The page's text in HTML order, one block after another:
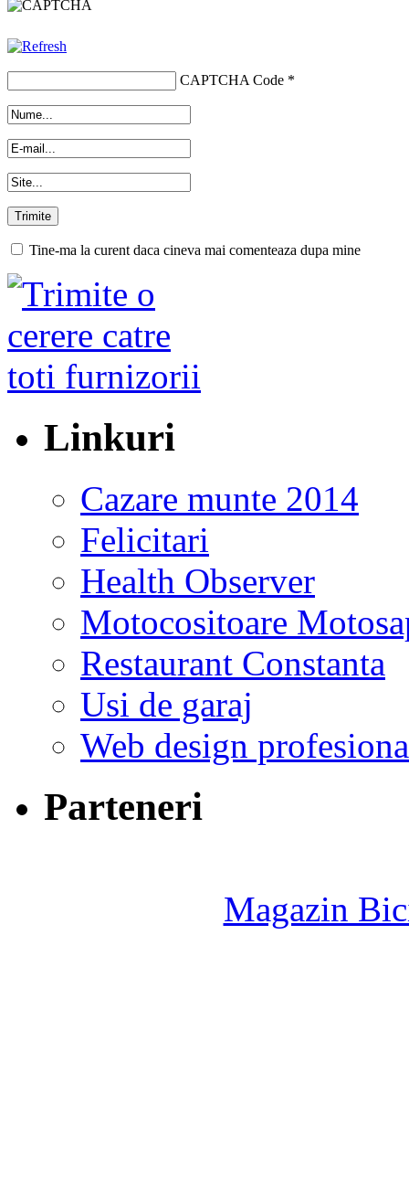
CAPTCHA Code *
Tine-ma la curent daca cineva mai comenteaza dupa mine
Linkuri
Cazare munte 2014
Felicitari
Health Observer
Motocositoare
Restaurant Constanta
Usi de garaj
Web design
Parteneri
Magazin